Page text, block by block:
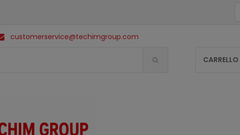
customerservice@techimgroup.com